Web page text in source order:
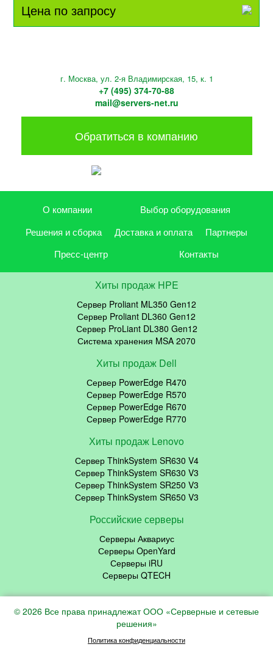
Цена по запросу
г. Москва, ул. 2-я Владимирская, 15, к. 1
+7 (495) 374-70-88
mail@servers-net.ru
Обратиться в компанию
О компании
Выбор оборудования
Решения и сборка
Доставка и оплата
Партнеры
Пресс-центр
Контакты
Хиты продаж HPE
Сервер Proliant ML350 Gen12
Сервер Proliant DL360 Gen12
Сервер ProLiant DL380 Gen12
Система хранения MSA 2070
Хиты продаж Dell
Сервер PowerEdge R470
Сервер PowerEdge R570
Сервер PowerEdge R670
Сервер PowerEdge R770
Хиты продаж Lenovo
Сервер ThinkSystem SR630 V4
Сервер ThinkSystem SR630 V3
Сервер ThinkSystem SR250 V3
Сервер ThinkSystem SR650 V3
Российские серверы
Серверы Аквариус
Серверы OpenYard
Серверы iRU
Серверы QTECH
© 2026 Все права принадлежат ООО «Серверные и сетевые
решения»
Политика конфиденциальности